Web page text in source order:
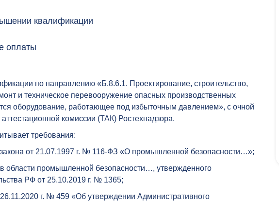
квалификации
оплаты
по направлению «Б.8.6.1. Проектирование, строительство,
и техническое перевооружение опасных производственных
оборудование, работающее под избыточным давлением», с очной
комиссии (ТАК) Ростехнадзора.
требования:
от 21.07.1997 г. № 116-ФЗ «О промышленной безопасности…»;
области промышленной безопасности…, утвержденного
РФ от 25.10.2019 г. № 1365;
26.11.2020 г. № 459 «Об утверждении Административного